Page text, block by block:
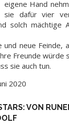
eigene Hand
sie dafür vier
solch mächtige
neue Feinde,
Freunde würde
sie auch tun.
2020
VON